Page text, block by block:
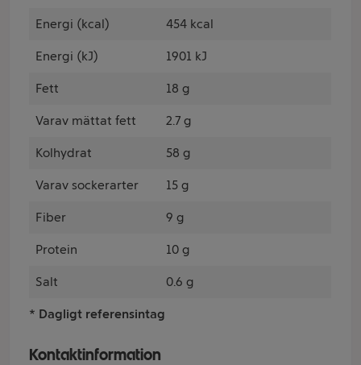
Energi (kcal) 454 kcal
Energi (kJ) 1901 kJ
Fett 18 g
Varav mättat fett 2.7 g
Kolhydrat 58 g
Varav sockerarter 15 g
Fiber 9 g
Protein 10 g
Salt 0.6 g
* Dagligt referensintag
Kontaktinformation